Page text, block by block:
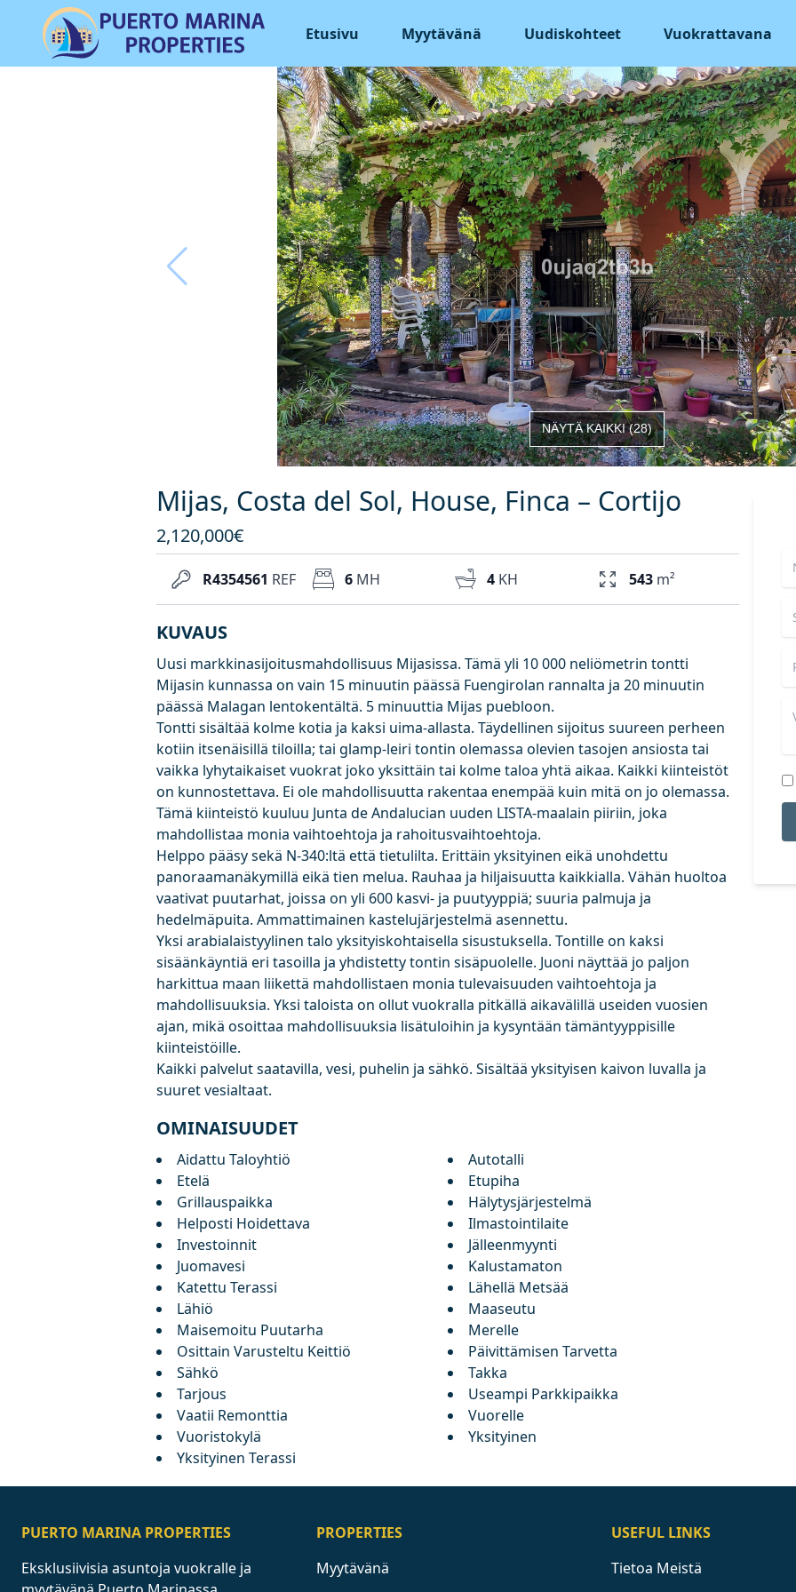
Etusivu Myytävänä Uudiskohteet Vuokrattavana
NÄYTÄ KAIKKI(28)
Mijas, Costa del Sol, House, Finca – Cortijo
2,120,000€
R4354561 REF 6 MH 4 KH 543 m²
KUVAUS
Uusi markkinasijoitusmahdollisuus Mijasissa. Tämä yli 10 000 neliömetrin tontti
Mijasin kunnassa on vain 15 minuutin päässä Fuengirolan rannalta ja 20 minuutin
päässä Malagan lentokentältä. 5 minuuttia Mijas puebloon.
Tontti sisältää kolme kotia ja kaksi uima-allasta. Täydellinen sijoitus suureen perheen
kotiin itsenäisillä tiloilla; tai glamp-leiri tontin olemassa olevien tasojen ansiosta tai
vaikka lyhytaikaiset vuokrat joko yksittäin tai kolme taloa yhtä aikaa. Kaikki kiinteistöt
on kunnostettava. Ei ole mahdollisuutta rakentaa enempää kuin mitä on jo olemassa.
Tämä kiinteistö kuuluu Junta de Andalucian uuden LISTA-maalain piiriin, joka
mahdollistaa monia vaihtoehtoja ja rahoitusvaihtoehtoja.
Helppo pääsy sekä N-340:ltä että tietulilta. Erittäin yksityinen eikä unohdettu
panoraamanäkymillä eikä tien melua. Rauhaa ja hiljaisuutta kaikkialla. Vähän huoltoa
vaativat puutarhat, joissa on yli 600 kasvi- ja puutyyppiä; suuria palmuja ja
hedelmäpuita. Ammattimainen kastelujärjestelmä asennettu.
Yksi arabialaistyylinen talo yksityiskohtaisella sisustuksella. Tontille on kaksi
sisäänkäyntiä eri tasoilla ja yhdistetty tontin sisäpuolelle. Juoni näyttää jo paljon
harkittua maan liikettä mahdollistaen monia tulevaisuuden vaihtoehtoja ja
mahdollisuuksia. Yksi taloista on ollut vuokralla pitkällä aikavälillä useiden vuosien
ajan, mikä osoittaa mahdollisuuksia lisätuloihin ja kysyntään tämäntyyppisille
kiinteistöille.
Kaikki palvelut saatavilla, vesi, puhelin ja sähkö. Sisältää yksityisen kaivon luvalla ja
suuret vesialtaat.
OMINAISUUDET
Aidattu Taloyhtiö
Autotalli
Etelä
Etupiha
Grillauspaikka
Hälytysjärjestelmä
Helposti Hoidettava
Ilmastointilaite
Investoinnit
Jälleenmyynti
Juomavesi
Kalustamaton
Katettu Terassi
Lähellä Metsää
Lähiö
Maaseutu
Maisemoitu Puutarha
Merelle
Osittain Varusteltu Keittiö
Päivittämisen Tarvetta
Sähkö
Takka
Tarjous
Useampi Parkkipaikka
Vaatii Remonttia
Vuorelle
Vuoristokylä
Yksityinen
Yksityinen Terassi
PUERTO MARINA PROPERTIES
Eksklusiivisia asuntoja vuokralle ja
PROPERTIES
Myytävänä
USEFUL LINKS
Tietoa Meistä